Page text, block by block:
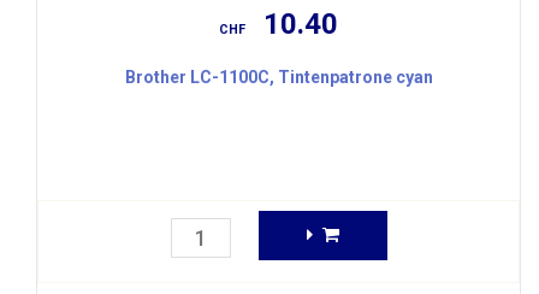
CHF 10.40
Brother LC-1100C, Tintenpatrone cyan